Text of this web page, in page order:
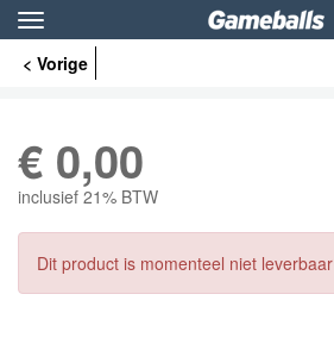
Toggle
navigation
< Vorige
€ 0,00
inclusief 21% BTW
Dit product is momenteel niet leverbaar